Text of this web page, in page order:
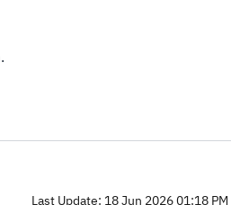
Last Update: 18 Jun 2026 01:18